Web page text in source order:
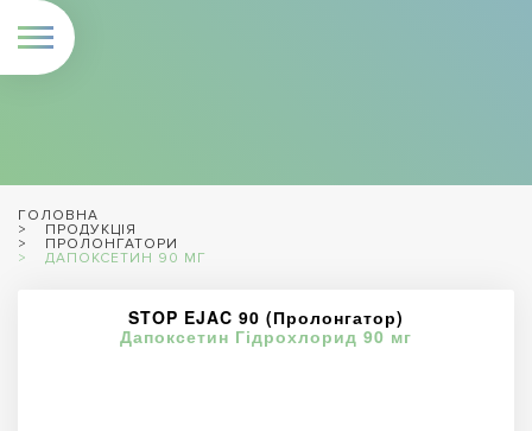
ГОЛОВНА
ПРОДУКЦІЯ
ПРОЛОНГАТОРИ
ДАПОКСЕТИН 90 МГ
STOP EJAC 90 (Пролонгатор)
Дапоксетин Гідрохлорид 90 мг